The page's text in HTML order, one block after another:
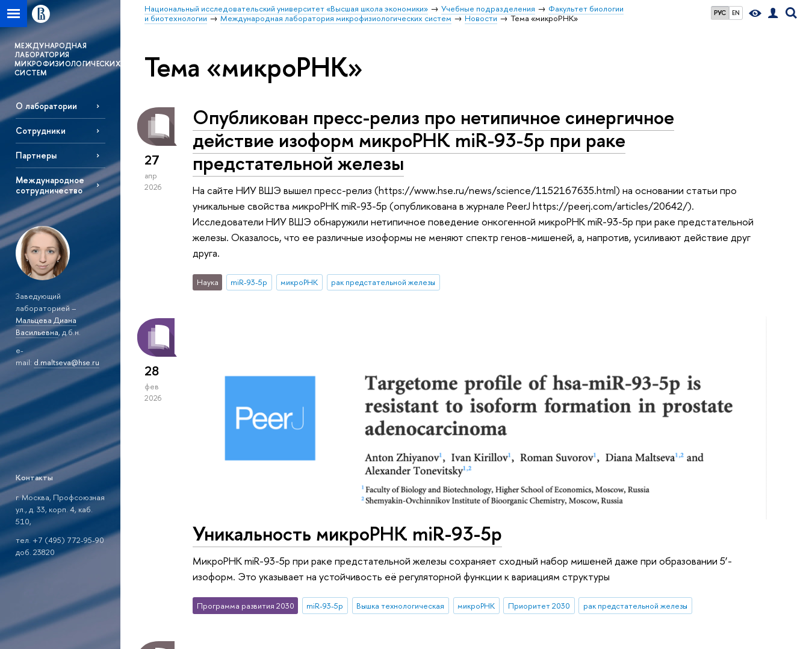
РУС EN
Национальный исследовательский университет «Высшая школа экономики» Учебные подразделения
Факультет биологии
и биотехнологии
Международная лаборатория микрофизиологических систем Новости Тема «микроРНК»
MЕЖДУНАРОДНАЯ
ЛАБОРАТОРИЯ
МИКРОФИЗИОЛОГИЧЕСКИХ
СИСТЕМ
О лаборатории
Сотрудники
Партнеры
Международное
сотрудничество
Заведующий
лабораторией –
Мальцева Диана
Васильевна, д.б.н.
e-
mail: d.maltseva@hse.ru
Контакты
г. Москва, Профсоюзная
ул., д. 33, корп. 4, каб.
510,
тел. +7 (495) 772-95-90
доб. 23820
Тема «микроРНК»
27
апр
2026
Опубликован пресс-релиз про нетипичное синергичное
действие изоформ микроРНК miR-93-5p при раке
предстательной железы
На сайте НИУ ВШЭ вышел пресс-релиз (https://www.hse.ru/news/science/1152167635.html) на основании статьи про
уникальные свойства микроРНК miR-93-5p (опубликована в журнале PeerJ https://peerj.com/articles/20642/).
Исследователи НИУ ВШЭ обнаружили нетипичное поведение онкогенной микроРНК miR-93-5p при раке предстательной
железы. Оказалось, что ее различные изоформы не меняют спектр генов-мишеней, а, напротив, усиливают действие друг
друга.
Наука miR-93-5p микроРНК рак предстательной железы
28
фев
2026
Уникальность микроРНК miR-93-5p
МикроРНК miR-93-5p при раке предстательной железы сохраняет сходный набор мишеней даже при образовании 5’-
изоформ. Это указывает на устойчивость её регуляторной функции к вариациям структуры
Программа развития 2030 miR-93-5p Вышка технологическая микроРНК Приоритет 2030 рак предстательной железы